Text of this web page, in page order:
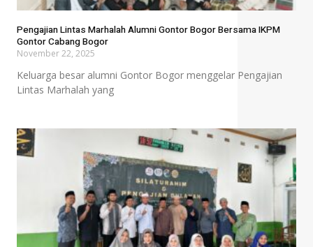
Pengajian Lintas Marhalah Alumni Gontor Bogor Bersama IKPM
Gontor Cabang Bogor
November 22, 2025
Keluarga besar alumni Gontor Bogor menggelar Pengajian
Lintas Marhalah yang